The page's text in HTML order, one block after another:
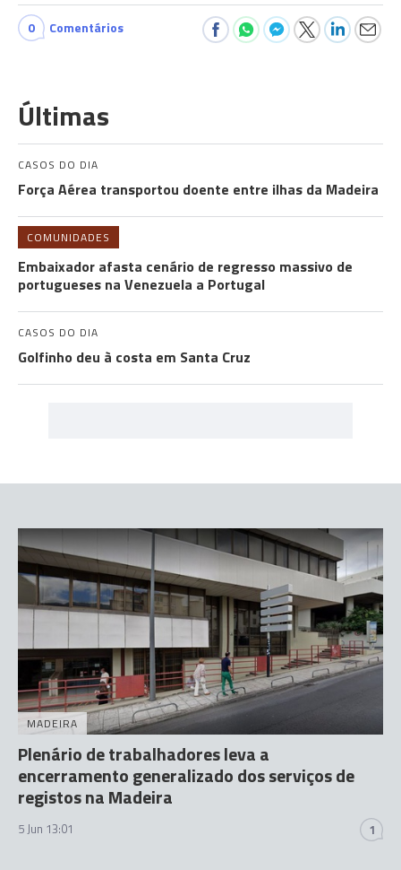
0 Comentários
Últimas
CASOS DO DIA
Força Aérea transportou doente entre ilhas da Madeira
COMUNIDADES
Embaixador afasta cenário de regresso massivo de
portugueses na Venezuela a Portugal
CASOS DO DIA
Golfinho deu à costa em Santa Cruz
MADEIRA
Plenário de trabalhadores leva a
encerramento generalizado dos serviços de
registos na Madeira
5 Jun 13:01 1